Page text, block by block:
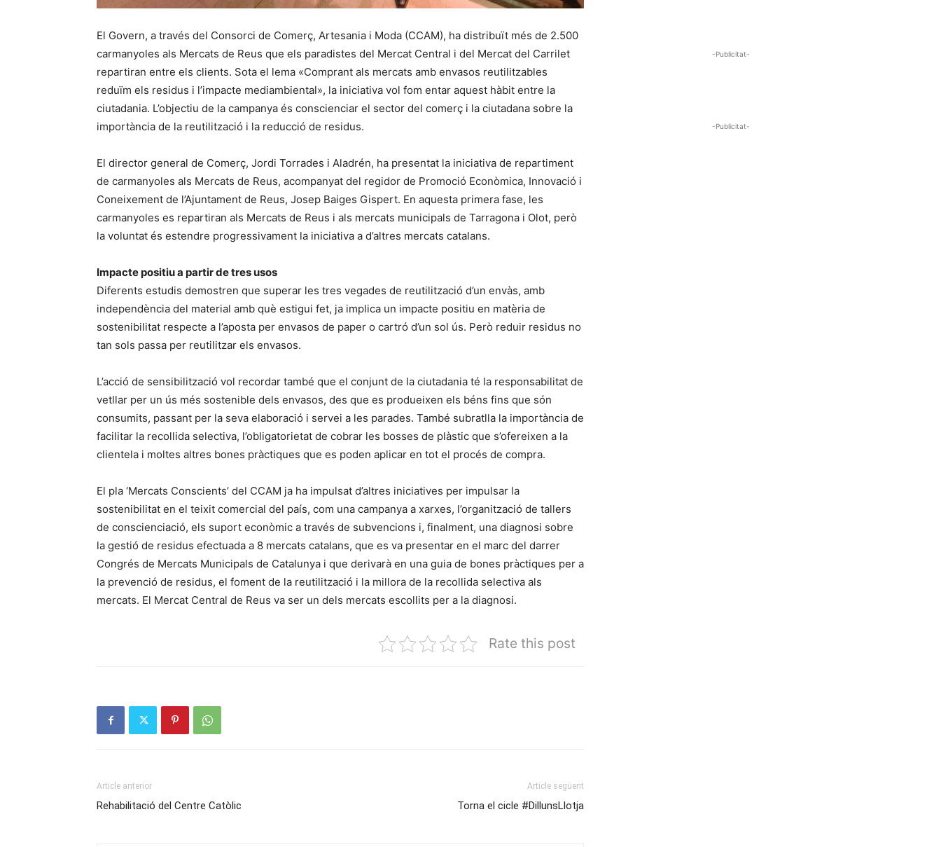
El Govern, a través del Consorci de Comerç, Artesania i Moda (CCAM), ha distribuït més de 2.500
carmanyoles als Mercats de Reus que els paradistes del Mercat Central i del Mercat del Carrilet
repartiran entre els clients. Sota el lema «Comprant als mercats amb envasos reutilitzables
reduïm els residus i l’impacte mediambiental», la iniciativa vol fom entar aquest hàbit entre la
ciutadania. L’objectiu de la campanya és conscienciar el sector del comerç i la ciutadana sobre la
importància de la reutilització i la reducció de residus.
El director general de Comerç, Jordi Torrades i Aladrén, ha presentat la iniciativa de repartiment
de carmanyoles als Mercats de Reus, acompanyat del regidor de Promoció Econòmica, Innovació i
Coneixement de l’Ajuntament de Reus, Josep Baiges Gispert. En aquesta primera fase, les
carmanyoles es repartiran als Mercats de Reus i als mercats municipals de Tarragona i Olot, però
la voluntat és estendre progressivament la iniciativa a d’altres mercats catalans.
Impacte positiu a partir de tres usos
Diferents estudis demostren que superar les tres vegades de reutilització d’un envàs, amb
independència del material amb què estigui fet, ja implica un impacte positiu en matèria de
sostenibilitat respecte a l’aposta per envasos de paper o cartró d’un sol ús. Però reduir residus no
tan sols passa per reutilitzar els envasos.
L’acció de sensibilització vol recordar també que el conjunt de la ciutadania té la responsabilitat de
vetllar per un ús més sostenible dels envasos, des que es produeixen els béns fins que són
consumits, passant per la seva elaboració i servei a les parades. També subratlla la importància de
facilitar la recollida selectiva, l’obligatorietat de cobrar les bosses de plàstic que s’ofereixen a la
clientela i moltes altres bones pràctiques que es poden aplicar en tot el procés de compra.
El pla ‘Mercats Conscients’ del CCAM ja ha impulsat d’altres iniciatives per impulsar la
sostenibilitat en el teixit comercial del país, com una campanya a xarxes, l’organització de tallers
de conscienciació, els suport econòmic a través de subvencions i, finalment, una diagnosi sobre
la gestió de residus efectuada a 8 mercats catalans, que es va presentar en el marc del darrer
Congrés de Mercats Municipals de Catalunya i que derivarà en una guia de bones pràctiques per a
la prevenció de residus, el foment de la reutilització i la millora de la recollida selectiva als
mercats. El Mercat Central de Reus va ser un dels mercats escollits per a la diagnosi.
Rate this post
Article anterior
Rehabilitació del Centre Catòlic
Article següent
Torna el cicle #DillunsLlotja
-Publicitat-
-Publicitat-